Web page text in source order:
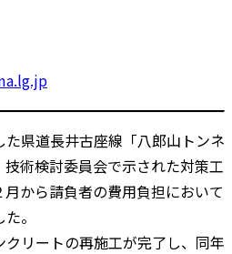
県道長井古座線「八郎山トンネ
術検討委員会で示された対策工
から請負者の費用負担において
。
リートの再施工が完了し、同年